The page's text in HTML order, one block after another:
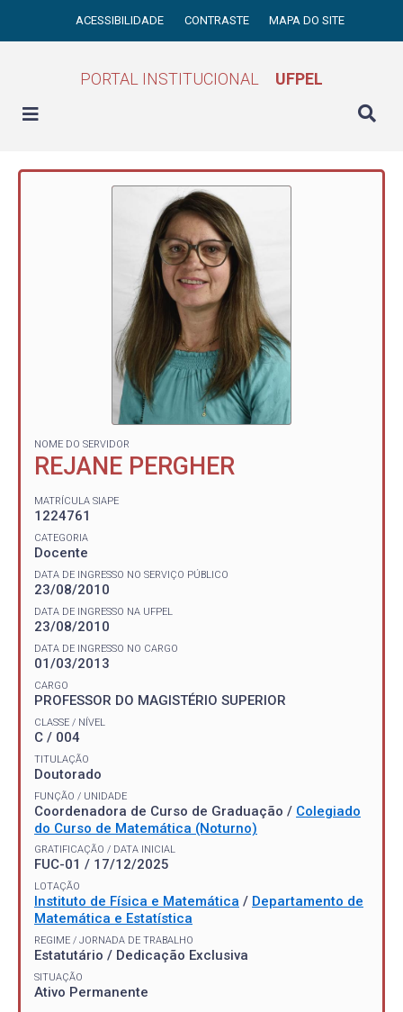
ACESSIBILIDADE CONTRASTE MAPA DO SITE
PORTAL INSTITUCIONAL UFPEL
NOME DO SERVIDOR
REJANE PERGHER
MATRÍCULA SIAPE
1224761
CATEGORIA
Docente
DATA DE INGRESSO NO SERVIÇO PÚBLICO
23/08/2010
DATA DE INGRESSO NA UFPEL
23/08/2010
DATA DE INGRESSO NO CARGO
01/03/2013
CARGO
PROFESSOR DO MAGISTÉRIO SUPERIOR
CLASSE / NÍVEL
C / 004
TITULAÇÃO
Doutorado
FUNÇÃO / UNIDADE
Coordenadora de Curso de Graduação / Colegiado
do Curso de Matemática (Noturno)
GRATIFICAÇÃO / DATA INICIAL
FUC-01 / 17/12/2025
LOTAÇÃO
Instituto de Física e Matemática / Departamento de
Matemática e Estatística
REGIME / JORNADA DE TRABALHO
Estatutário / Dedicação Exclusiva
SITUAÇÃO
Ativo Permanente